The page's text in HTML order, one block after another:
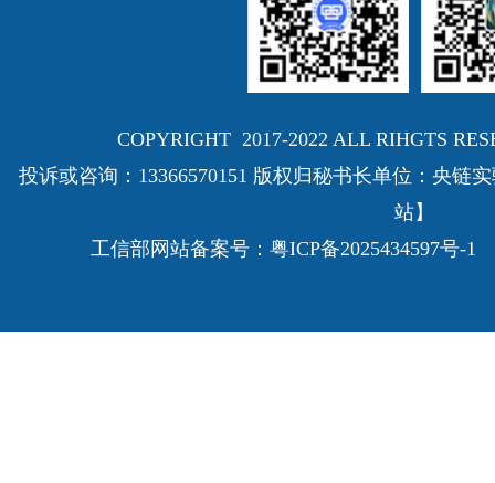
COPYRIGHT 2017-2022 ALL RIHGTS
投诉或咨询：13366570151 版权归秘书长单位：央链
站】
工信部网站备案号： 粤ICP备2025434597号-1